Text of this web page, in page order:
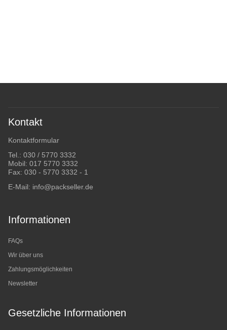
Kontakt
Kontaktformular
Tel.: 030 / 5770 3332
Mobil: 017 5770 3332
Fax: 030 - 5770 3332 - 1
E-Mail: info@packseller.de
Informationen
FAQs
Wir über uns
Zahlungsmöglichkeiten
Newsletter
Gesetzliche Informationen